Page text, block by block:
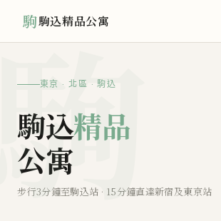
駒駒込精品公寓
東京 · 北區 · 駒込
駒込精品
公寓
步行3分鐘至駒込站 · 15分鐘直達新宿及東京站